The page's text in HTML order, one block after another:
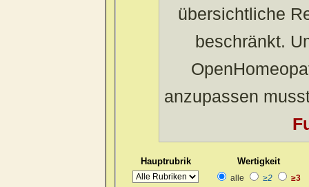
übersichtliche
beschränkt.
anzupassen
Hauptrubrik Wertigkeit
alle ≥2 ≥3